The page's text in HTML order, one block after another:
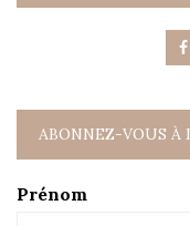
ABONNEZ-VOUS À
Prénom